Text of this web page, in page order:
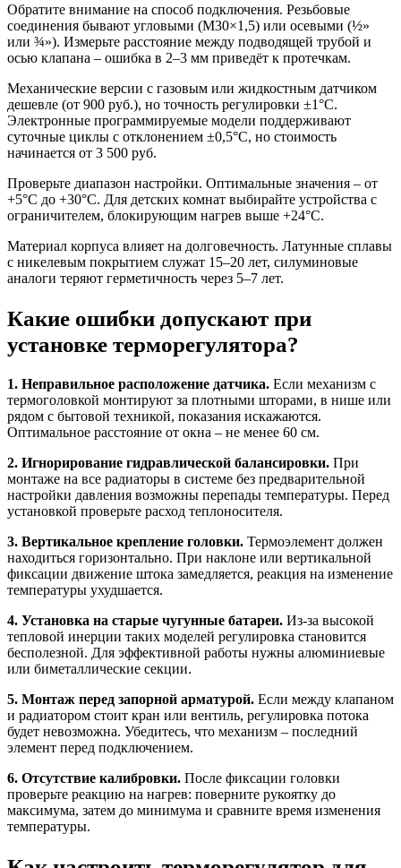
Обратите внимание на способ подключения. Резьбовые
соединения бывают угловыми (M30×1,5) или осевыми (½»
или ¾»). Измерьте расстояние между подводящей трубой и
осью клапана – ошибка в 2–3 мм приведёт к протечкам.
Механические версии с газовым или жидкостным датчиком
дешевле (от 900 руб.), но точность регулировки ±1°C.
Электронные программируемые модели поддерживают
суточные циклы с отклонением ±0,5°C, но стоимость
начинается от 3 500 руб.
Проверьте диапазон настройки. Оптимальные значения – от
+5°C до +30°C. Для детских комнат выбирайте устройства с
ограничителем, блокирующим нагрев выше +24°C.
Материал корпуса влияет на долговечность. Латунные сплавы
с никелевым покрытием служат 15–20 лет, силуминовые
аналоги теряют герметичность через 5–7 лет.
Какие ошибки допускают при
установке терморегулятора?
1. Неправильное расположение датчика. Если механизм с
термоголовкой монтируют за плотными шторами, в нише или
рядом с бытовой техникой, показания искажаются.
Оптимальное расстояние от окна – не менее 60 см.
2. Игнорирование гидравлической балансировки. При
монтаже на все радиаторы в системе без предварительной
настройки давления возможны перепады температуры. Перед
установкой проверьте расход теплоносителя.
3. Вертикальное крепление головки. Термоэлемент должен
находиться горизонтально. При наклоне или вертикальной
фиксации движение штока замедляется, реакция на изменение
температуры ухудшается.
4. Установка на старые чугунные батареи. Из-за высокой
тепловой инерции таких моделей регулировка становится
бесполезной. Для эффективной работы нужны алюминиевые
или биметаллические секции.
5. Монтаж перед запорной арматурой. Если между клапаном
и радиатором стоит кран или вентиль, регулировка потока
будет невозможна. Убедитесь, что механизм – последний
элемент перед подключением.
6. Отсутствие калибровки. После фиксации головки
проверьте реакцию на нагрев: поверните рукоятку до
максимума, затем до минимума и сравните время изменения
температуры.